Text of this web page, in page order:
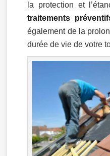
la protection et
traitements
également de la
durée de vie de votre